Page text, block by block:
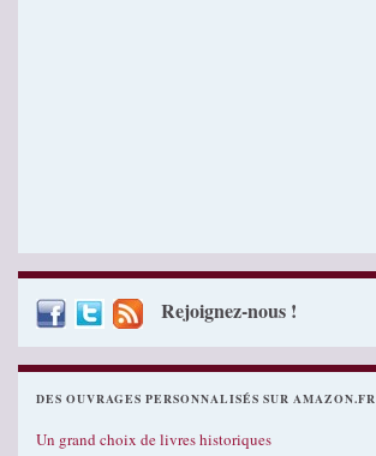
Rejoignez-nous !
DES OUVRAGES PERSONNALISÉS SUR AMAZON.FR
Un grand choix de livres historiques